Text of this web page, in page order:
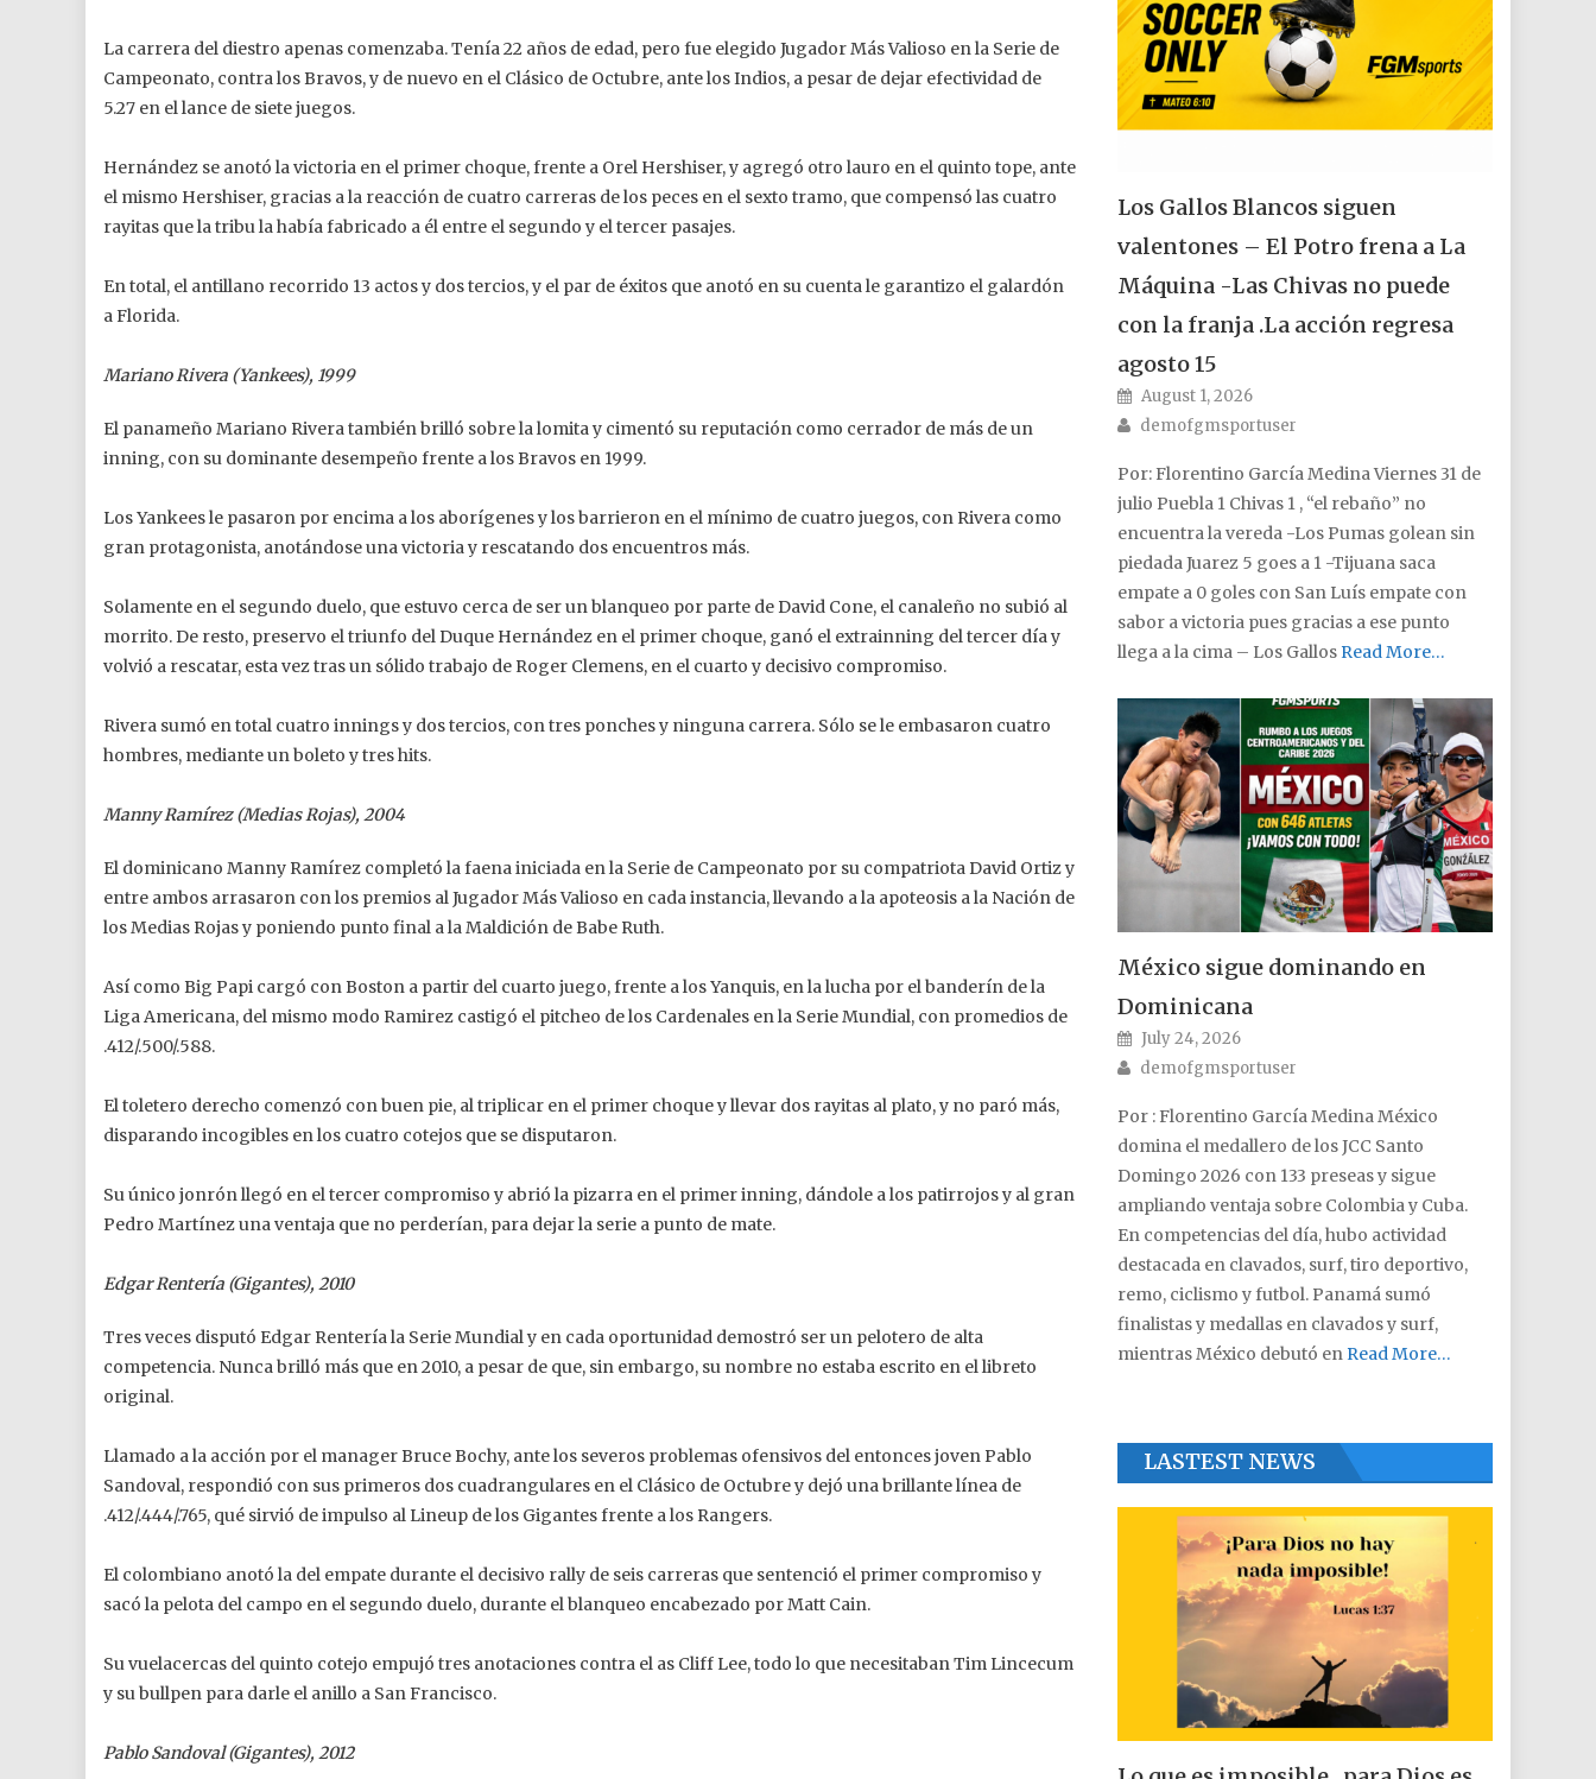
La carrera del diestro apenas comenzaba. Tenía 22 años de edad, pero fue elegido Jugador Más Valioso en la Serie de
Campeonato, contra los Bravos, y de nuevo en el Clásico de Octubre, ante los Indios, a pesar de dejar efectividad de
5.27 en el lance de siete juegos.
Hernández se anotó la victoria en el primer choque, frente a Orel Hershiser, y agregó otro lauro en el quinto tope, ante
el mismo Hershiser, gracias a la reacción de cuatro carreras de los peces en el sexto tramo, que compensó las cuatro
rayitas que la tribu la había fabricado a él entre el segundo y el tercer pasajes.
En total, el antillano recorrido 13 actos y dos tercios, y el par de éxitos que anotó en su cuenta le garantizo el galardón
a Florida.
Mariano Rivera (Yankees), 1999
El panameño Mariano Rivera también brilló sobre la lomita y cimentó su reputación como cerrador de más de un
inning, con su dominante desempeño frente a los Bravos en 1999.
Los Yankees le pasaron por encima a los aborígenes y los barrieron en el mínimo de cuatro juegos, con Rivera como
gran protagonista, anotándose una victoria y rescatando dos encuentros más.
Solamente en el segundo duelo, que estuvo cerca de ser un blanqueo por parte de David Cone, el canaleño no subió al
morrito. De resto, preservo el triunfo del Duque Hernández en el primer choque, ganó el extrainning del tercer día y
volvió a rescatar, esta vez tras un sólido trabajo de Roger Clemens, en el cuarto y decisivo compromiso.
Rivera sumó en total cuatro innings y dos tercios, con tres ponches y ninguna carrera. Sólo se le embasaron cuatro
hombres, mediante un boleto y tres hits.
Manny Ramírez (Medias Rojas), 2004
El dominicano Manny Ramírez completó la faena iniciada en la Serie de Campeonato por su compatriota David Ortiz y
entre ambos arrasaron con los premios al Jugador Más Valioso en cada instancia, llevando a la apoteosis a la Nación de
los Medias Rojas y poniendo punto final a la Maldición de Babe Ruth.
Así como Big Papi cargó con Boston a partir del cuarto juego, frente a los Yanquis, en la lucha por el banderín de la
Liga Americana, del mismo modo Ramirez castigó el pitcheo de los Cardenales en la Serie Mundial, con promedios de
.412/.500/.588.
El toletero derecho comenzó con buen pie, al triplicar en el primer choque y llevar dos rayitas al plato, y no paró más,
disparando incogibles en los cuatro cotejos que se disputaron.
Su único jonrón llegó en el tercer compromiso y abrió la pizarra en el primer inning, dándole a los patirrojos y al gran
Pedro Martínez una ventaja que no perderían, para dejar la serie a punto de mate.
Edgar Rentería (Gigantes), 2010
Tres veces disputó Edgar Rentería la Serie Mundial y en cada oportunidad demostró ser un pelotero de alta
competencia. Nunca brilló más que en 2010, a pesar de que, sin embargo, su nombre no estaba escrito en el libreto
original.
Llamado a la acción por el manager Bruce Bochy, ante los severos problemas ofensivos del entonces joven Pablo
Sandoval, respondió con sus primeros dos cuadrangulares en el Clásico de Octubre y dejó una brillante línea de
.412/.444/.765, qué sirvió de impulso al Lineup de los Gigantes frente a los Rangers.
El colombiano anotó la del empate durante el decisivo rally de seis carreras que sentenció el primer compromiso y
sacó la pelota del campo en el segundo duelo, durante el blanqueo encabezado por Matt Cain.
Su vuelacercas del quinto cotejo empujó tres anotaciones contra el as Cliff Lee, todo lo que necesitaban Tim Lincecum
y su bullpen para darle el anillo a San Francisco.
Pablo Sandoval (Gigantes), 2012
Los Gallos Blancos siguen
valentones – El Potro frena a La
Máquina -Las Chivas no puede
con la franja .La acción regresa
agosto 15
Posted on
August 1, 2026
Author
demofgmsportuser
Por: Florentino García Medina Viernes 31 de
julio Puebla 1 Chivas 1 , “el rebaño” no
encuentra la vereda -Los Pumas golean sin
piedada Juarez 5 goes a 1 -Tijuana saca
empate a 0 goles con San Luís empate con
sabor a victoria pues gracias a ese punto
llega a la cima – Los Gallos Read More…
México sigue dominando en
Dominicana
Posted on
July 24, 2026
Author
demofgmsportuser
Por : Florentino García Medina México
domina el medallero de los JCC Santo
Domingo 2026 con 133 preseas y sigue
ampliando ventaja sobre Colombia y Cuba.
En competencias del día, hubo actividad
destacada en clavados, surf, tiro deportivo,
remo, ciclismo y futbol. Panamá sumó
finalistas y medallas en clavados y surf,
mientras México debutó en Read More…
LASTEST NEWS